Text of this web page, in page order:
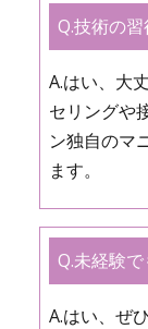
Q.技術の
A.はい、大
セリングや
ン独自のマ
ます。
Q.未経験
A.はい、ぜ